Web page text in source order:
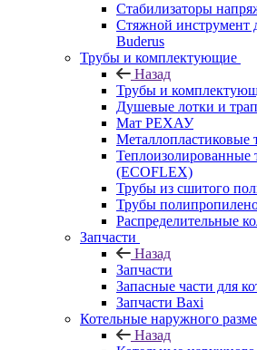
Стабилизаторы
Стяжной инструмент
Buderus
Трубы и комплектующие
Назад
Трубы и
Душевые лотки и
Мат РЕХАУ
Металлопластиковые
Теплоизолированные
(ECOFLEX)
Трубы из сшитого
Трубы
Распределительные
Запчасти
Назад
Запчасти
Запасные части для
Запчасти Baxi
Котельные наружного
Назад